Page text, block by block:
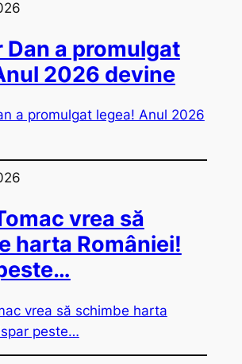
Dan a promulgat
2026 devine
vrea să
harta României!